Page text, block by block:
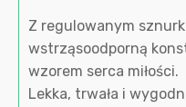
Z regulowanym
wstrząsoodporną
wzorem serca miłości.
Lekka, trwała i